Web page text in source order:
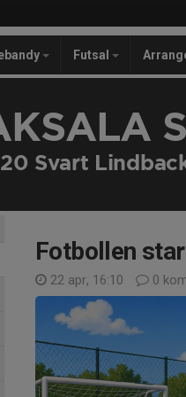
Futsal
Svart
Fotbollen
22 apr, 16:10 0